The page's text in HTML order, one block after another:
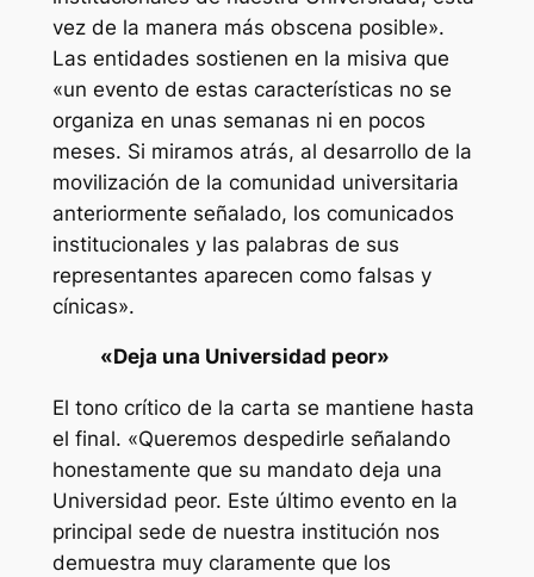
vez de la manera más obscena posible».
Las entidades sostienen en la misiva que
«un evento de estas características no se
organiza en unas semanas ni en pocos
meses. Si miramos atrás, al desarrollo de la
movilización de la comunidad universitaria
anteriormente señalado, los comunicados
institucionales y las palabras de sus
representantes aparecen como falsas y
cínicas».
«Deja una Universidad peor»
El tono crítico de la carta se mantiene hasta
el final. «Queremos despedirle señalando
honestamente que su mandato deja una
Universidad peor. Este último evento en la
principal sede de nuestra institución nos
demuestra muy claramente que los